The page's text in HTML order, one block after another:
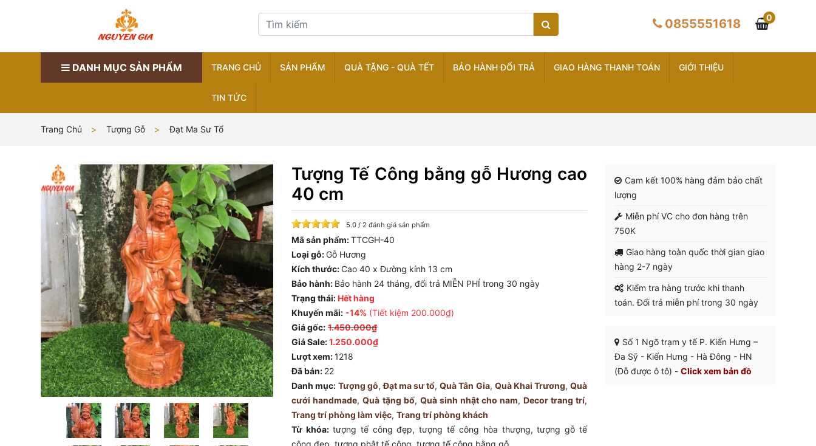
0855551618 0
DANH MỤC SẢN PHẨM TRANG CHỦ SẢN PHẨM QUÀ TẶNG - QUÀ TẾT BẢO HÀNH ĐỔI TRẢ GIAO HÀNG THANH TOÁN GIỚI THIỆU
TIN TỨC
Trang Chủ Tượng Gỗ Đạt Ma Sư Tổ
Tượng Tế Công bằng gỗ Hương cao
40 cm
5.0 / 2 đánh giá sản phẩm
Mã sản phẩm:TTCGH-40
Loại gỗ:Gỗ Hương
Kích thước:Cao 40 x Đường kính 13 cm
Bảo hành: Bảo hành 24 tháng, đổi trả MIỄN PHÍ trong 30 ngày
Trạng thái:Hết hàng
Khuyến mãi: -14% (Tiết kiệm 200.000₫)
Giá gốc: 1.450.000₫
Giá Sale:1.250.000₫
Lượt xem:1218
Đã bán: 22
Danh mục: Tượng gỗ,Đạt ma sư tổ,Quà Tân Gia, Quà Khai Trương,Quà
cưới handmade,Quà tặng bố, Quà sinh nhật cho nam, Decor trang trí,
Trang trí phòng làm việc,Trang trí phòng khách
Từ khóa: tượng tế công đẹp,tượng tế công hòa thượng,tượng gỗ tế
công đẹp,tượng phật tế công,tượng tế công bằng gỗ
Cam kết 100% hàng đảm bảo chất
lượng
Miễn phí VC cho đơn hàng trên
750K
Giao hàng toàn quốc thời gian giao
hàng 2-7 ngày
Kiểm tra hàng trước khi thanh
toán. Đổi trả miễn phí trong 30 ngày
Số 1 Ngõ trạm y tế P. Kiến Hưng –
Đa Sỹ - Kiến Hưng - Hà Đông - HN
(Đỗ được ô tô) - Click xem bản đồ